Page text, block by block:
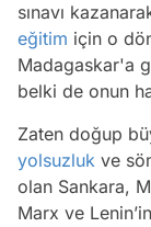
sınavı
eğitim için o
Madagaskar'a
belki de onun
Zaten doğup
yolsuzluk ve
olan Sankara,
Marx ve